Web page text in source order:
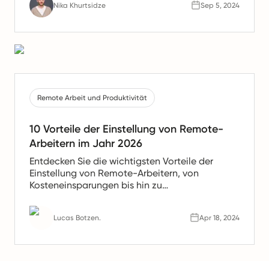
Nika Khurtsidze Sep 5, 2024
Remote Arbeit und Produktivität
10 Vorteile der Einstellung von Remote-
Arbeitern im Jahr 2026
Entdecken Sie die wichtigsten Vorteile der
Einstellung von Remote-Arbeitern, von
Kosteneinsparungen bis hin zu
Remote-Teams die Zukunft der Arbeit sind.
Lucas Botzen. Apr 18, 2024